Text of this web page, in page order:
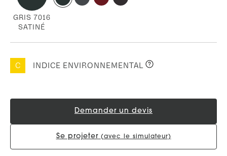
GRIS 7016
SATINÉ
C INDICE ENVIRONNEMENTAL
Demander un devis
Se projeter (avec le simulateur)